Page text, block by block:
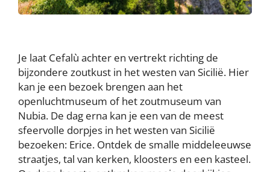
Je laat Cefalù achter en vertrekt richting de
bijzondere zoutkust in het westen van Sicilië. Hier
kan je een bezoek brengen aan het
openluchtmuseum of het zoutmuseum van
Nubia. De dag erna kan je een van de meest
sfeervolle dorpjes in het westen van Sicilië
bezoeken: Erice. Ontdek de smalle middeleeuwse
straatjes, tal van kerken, kloosters en een kasteel.